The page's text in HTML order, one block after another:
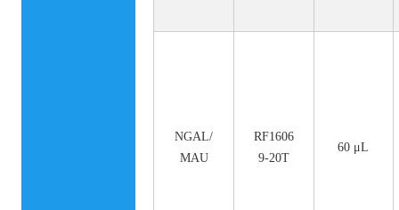
NGAL/
MAU
RF1606
9-20T
60 μL